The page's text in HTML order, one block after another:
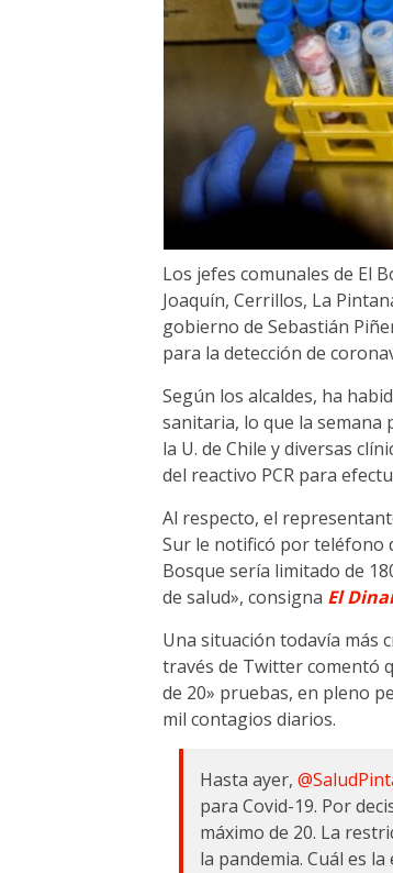
Los jefes comunales de El
Joaquín, Cerrillos, La
gobierno de Sebastián
para la detección de
Según los alcaldes, ha
sanitaria, lo que la semana
la U. de Chile y diversas
del reactivo PCR para
Al respecto, el
Sur le notificó por teléfono
Bosque sería limitado de
de salud», consigna El
Una situación todavía más
través de Twitter comentó
de 20» pruebas, en pleno
mil contagios diarios.
Hasta ayer,
para Covid-19. Por
máximo de 20. La
la pandemia. Cuál es la